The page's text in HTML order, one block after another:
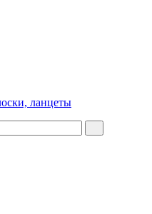
ланцеты